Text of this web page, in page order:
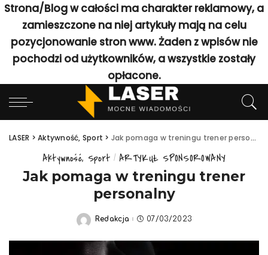
Strona/Blog w całości ma charakter reklamowy, a
zamieszczone na niej artykuły mają na celu
pozycjonowanie stron www. Żaden z wpisów nie
pochodzi od użytkowników, a wszystkie zostały
opłacone.
LASER >Aktywność, Sport > Jak pomaga w treningu trener personalny
Aktywność, Sport ARTYKUŁ SPONSOROWANY
Jak pomaga w treningu trener
personalny
Posted
Redakcja 07/03/2023